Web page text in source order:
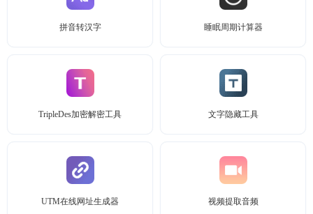
拼音转汉字 睡眠周期计算器
TripleDes加密解密工具 文字隐藏工具
UTM在线网址生成器 视频提取音频